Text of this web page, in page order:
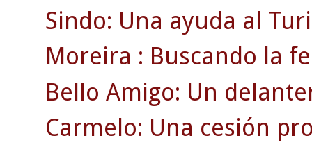
Sindo: Una ayuda al
Moreira : Buscando la
Bello Amigo: Un
Carmelo: Una cesión